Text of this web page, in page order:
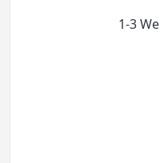
1-3